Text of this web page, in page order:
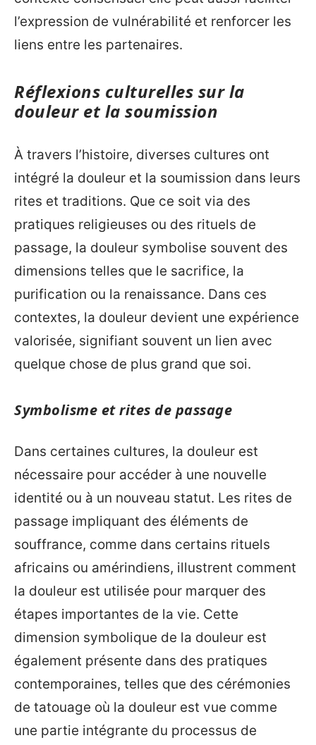
l’expression de vulnérabilité et renforcer les
liens entre les partenaires.
Réflexions culturelles sur la
douleur et la soumission
À travers l’histoire, diverses cultures ont
intégré la douleur et la soumission dans leurs
rites et traditions. Que ce soit via des
pratiques religieuses ou des rituels de
passage, la douleur symbolise souvent des
dimensions telles que le sacrifice, la
purification ou la renaissance. Dans ces
contextes, la douleur devient une expérience
valorisée, signifiant souvent un lien avec
quelque chose de plus grand que soi.
Symbolisme et rites de passage
Dans certaines cultures, la douleur est
nécessaire pour accéder à une nouvelle
identité ou à un nouveau statut. Les rites de
passage impliquant des éléments de
souffrance, comme dans certains rituels
africains ou amérindiens, illustrent comment
la douleur est utilisée pour marquer des
étapes importantes de la vie. Cette
dimension symbolique de la douleur est
également présente dans des pratiques
contemporaines, telles que des cérémonies
de tatouage où la douleur est vue comme
une partie intégrante du processus de